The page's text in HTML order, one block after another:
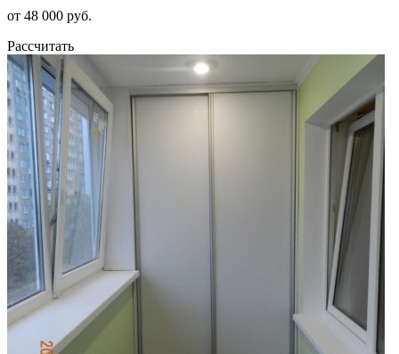
от 48 000 руб.
Рассчитать